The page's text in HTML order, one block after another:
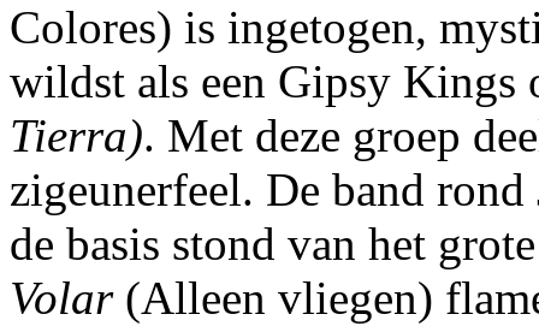
Colores) is ingetogen,
wildst als een Gipsy Kings
Tierra). Met deze groep
zigeunerfeel. De band
de basis stond van het
Volar(Alleen vliegen)